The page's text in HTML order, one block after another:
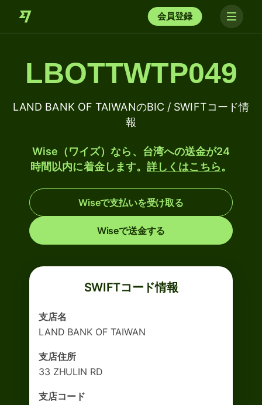
会員登録
LBOTTWTP049
LAND BANK OF TAIWANのBIC / SWIFTコード情
報
Wise（ワイズ）なら、台湾への送金が24
時間以内に着金します。詳しくはこちら。
Wiseで支払いを受け取る
Wiseで送金する
SWIFTコード情報
支店名
LAND BANK OF TAIWAN
支店住所
33 ZHULIN RD
支店コード